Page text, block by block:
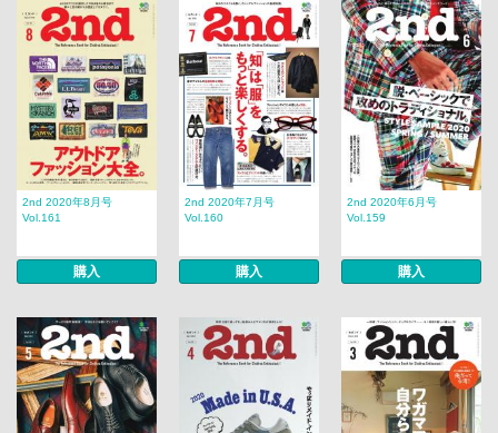
2nd 2020年8月号
Vol.161
購入
2nd 2020年7月号
Vol.160
購入
2nd 2020年6月号
Vol.159
購入